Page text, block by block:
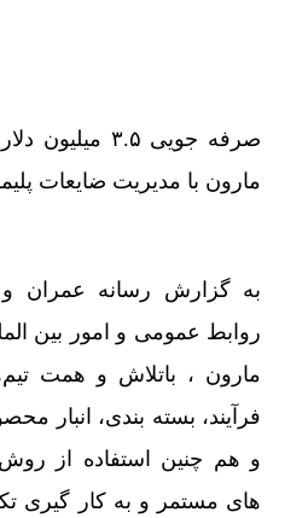
صرفه جویی ۳.۵
مارون با مدیریت ضایعات
به گزارش رسانه عمران
روابط عمومی و امور بین
مارون ، باتلاش و همت
فرآیند، بسته بندی، انبار
و هم چنین استفاده از
های مستمر و به کار گیری